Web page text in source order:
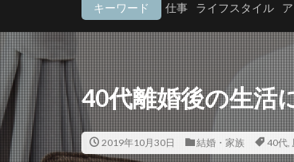
キーワード 仕事 ライフスタイル
40代離婚後の生活
2019年10月30日 結婚・家族 40代,